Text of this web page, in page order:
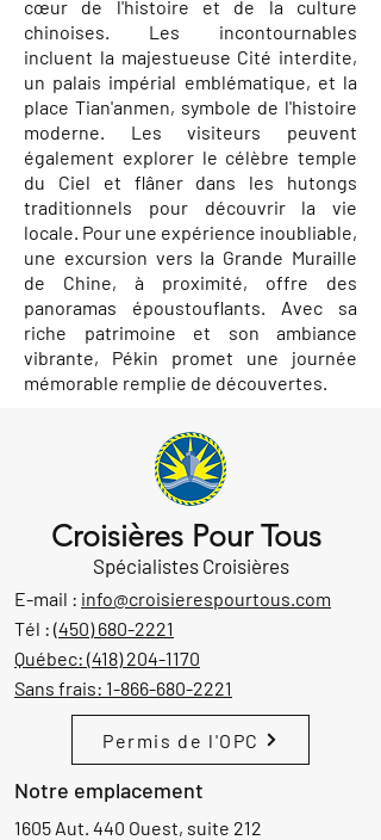
cœur de l'histoire et de la culture
chinoises. Les incontournables
incluent la majestueuse Cité interdite,
un palais impérial emblématique, et la
place Tian'anmen, symbole de l'histoire
moderne. Les visiteurs peuvent
également explorer le célèbre temple
du Ciel et flâner dans les hutongs
traditionnels pour découvrir la vie
locale. Pour une expérience inoubliable,
une excursion vers la Grande Muraille
de Chine, à proximité, offre des
panoramas époustouflants. Avec sa
riche patrimoine et son ambiance
vibrante, Pékin promet une journée
mémorable remplie de découvertes.
Croisières Pour Tous
Spécialistes Croisières
E-mail : info@croisierespourtous.com
Tél : (450) 680-2221
Québec: (418) 204-1170
Sans frais: 1-866-680-2221
Permis de l'OPC
Notre emplacement
1605 Aut. 440 Ouest, suite 212